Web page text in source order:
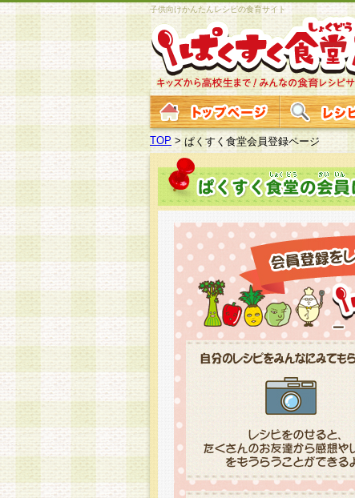
子供向けかんたんレシピの食育サイト
TOP >ぱくすく食堂会員登録ページ